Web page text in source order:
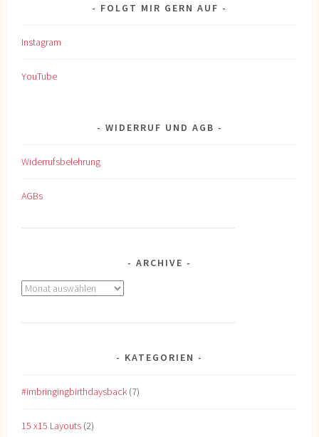
FOLGT MIR GERN AUF
Instagram
YouTube
WIDERRUF UND AGB
Widerrufsbelehrung
AGBs
ARCHIVE
Archive
KATEGORIEN
#imbringingbirthdaysback (7)
15 x15 Layouts (2)